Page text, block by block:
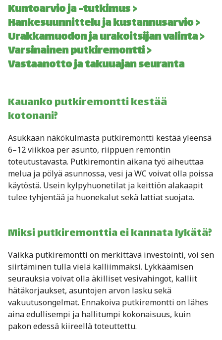
Kuntoarvio ja -tutkimus >
Hankesuunnittelu ja kustannusarvio >
Urakkamuodon ja urakoitsijan valinta >
Varsinainen putkiremontti >
Vastaanotto ja takuuajan seuranta
Kauanko putkiremontti kestää
kotonani?
Asukkaan näkökulmasta putkiremontti kestää yleensä
6–12 viikkoa per asunto, riippuen remontin
toteutustavasta. Putkiremontin aikana työ aiheuttaa
melua ja pölyä asunnossa, vesi ja WC voivat olla poissa
käytöstä. Usein kylpyhuonetilat ja keittiön alakaapit
tulee tyhjentää ja huonekalut sekä lattiat suojata.
Miksi putkiremonttia ei kannata lykätä?
Vaikka putkiremontti on merkittävä investointi, voi sen
siirtäminen tulla vielä kalliimmaksi. Lykkäämisen
seurauksia voivat olla äkilliset vesivahingot, kalliit
hätäkorjaukset, asuntojen arvon lasku sekä
vakuutusongelmat. Ennakoiva putkiremontti on lähes
aina edullisempi ja hallitumpi kokonaisuus, kuin
pakon edessä kiireellä toteuttettu.